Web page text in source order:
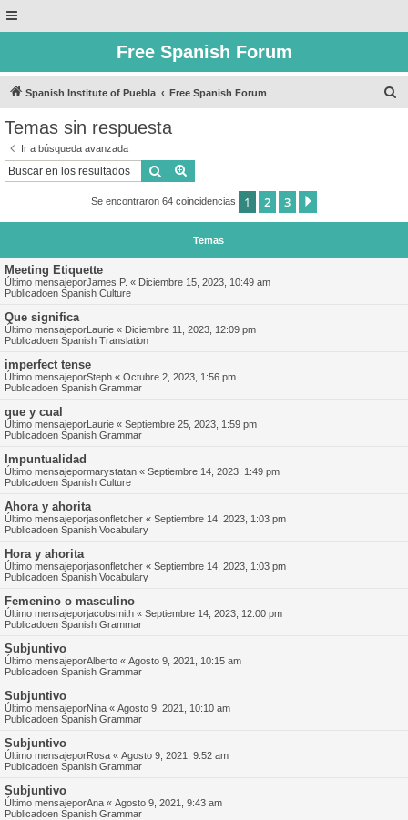
Free Spanish Forum
Spanish Institute of Puebla Free Spanish Forum
Temas sin respuesta
Ir a búsqueda avanzada
Buscar
Se encontraron 64 coincidencias 1 2 3
Temas
Meeting Etiquette
Último mensajeporJames P. « Diciembre 15, 2023, 10:49 am
Publicadoen Spanish Culture
Que significa
Último mensajeporLaurie « Diciembre 11, 2023, 12:09 pm
Publicadoen Spanish Translation
imperfect tense
Último mensajeporSteph « Octubre 2, 2023, 1:56 pm
Publicadoen Spanish Grammar
que y cual
Último mensajeporLaurie « Septiembre 25, 2023, 1:59 pm
Publicadoen Spanish Grammar
Impuntualidad
Último mensajepormarystatan « Septiembre 14, 2023, 1:49 pm
Publicadoen Spanish Culture
Ahora y ahorita
Último mensajeporjasonfletcher « Septiembre 14, 2023, 1:03 pm
Publicadoen Spanish Vocabulary
Hora y ahorita
Último mensajeporjasonfletcher « Septiembre 14, 2023, 1:03 pm
Publicadoen Spanish Vocabulary
Femenino o masculino
Último mensajeporjacobsmith « Septiembre 14, 2023, 12:00 pm
Publicadoen Spanish Grammar
Subjuntivo
Último mensajeporAlberto « Agosto 9, 2021, 10:15 am
Publicadoen Spanish Grammar
Subjuntivo
Último mensajeporNina « Agosto 9, 2021, 10:10 am
Publicadoen Spanish Grammar
Subjuntivo
Último mensajeporRosa « Agosto 9, 2021, 9:52 am
Publicadoen Spanish Grammar
Subjuntivo
Último mensajeporAna « Agosto 9, 2021, 9:43 am
Publicadoen Spanish Grammar